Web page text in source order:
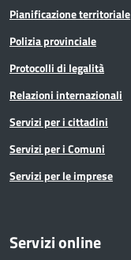
Pianificazione territoriale
Polizia provinciale
Protocolli di legalità
Relazioni internazionali
Servizi per i cittadini
Servizi per i Comuni
Servizi per le imprese
Servizi online